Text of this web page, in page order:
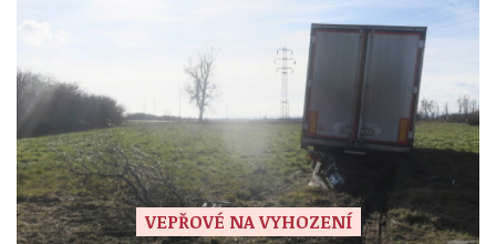
VEPŘOVÉ NA VYHOZENÍ